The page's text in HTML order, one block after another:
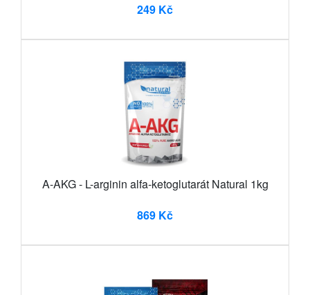
249 Kč
A-AKG - L-arginin alfa-ketoglutarát Natural 1kg
869 Kč